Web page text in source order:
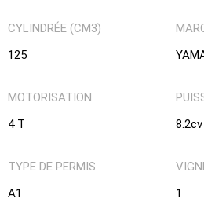
CYLINDRÉE (CM3)
125
MOTORISATION
4 T
8.2cv
TYPE DE PERMIS
A1
1